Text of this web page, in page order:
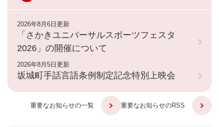
2026年8月6日更新
「さかきユニバーサルスポーツフェスタ
2026」の開催について
2026年8月5日更新
坂城町手話言語条例制定記念特別上映会
重要なお知らせの一覧 重要なお知らせのRSS